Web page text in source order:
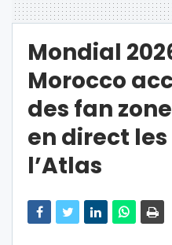
Mondial
Morocco
des fan
en direct les
l’Atlas